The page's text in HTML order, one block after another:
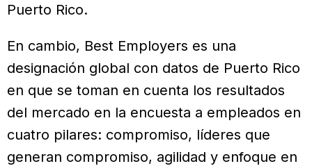
Puerto Rico.
En cambio, Best Employers es una
designación global con datos de Puerto Rico
en que se toman en cuenta los resultados
del mercado en la encuesta a empleados en
cuatro pilares: compromiso, líderes que
generan compromiso, agilidad y enfoque en